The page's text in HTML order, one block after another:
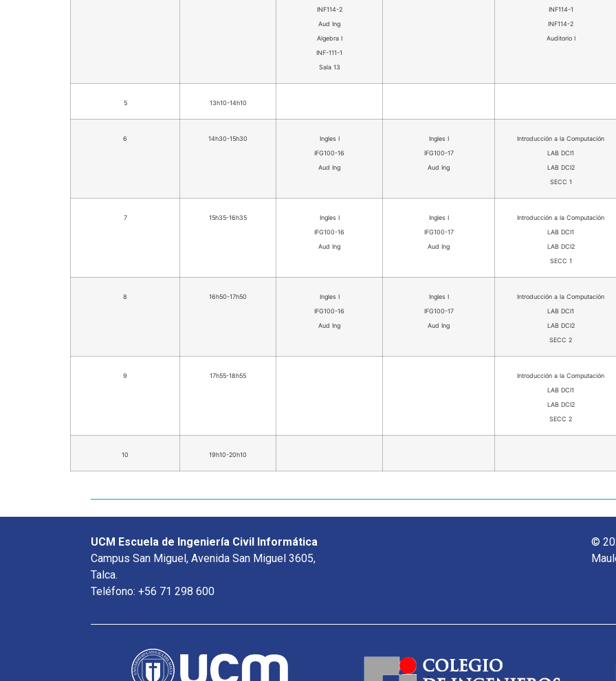
INF114-2
Aud Ing
Algebra I
INF-111-1
Sala 13
INF114-1
INF114-2
Auditorio I
5 13h10-14h10
6 14h30-15h30
Ingles I
IFG100-16
Aud Ing
Ingles I
IFG100-17
Aud Ing
Introducción a la Computación
LAB DCI1
LAB DCI2
SECC 1
7 15h35-16h35
Ingles I
IFG100-16
Aud Ing
Ingles I
IFG100-17
Aud Ing
Introducción a la Computación
LAB DCI1
LAB DCI2
SECC 1
8 16h50-17h50
Ingles I
IFG100-16
Aud Ing
Ingles I
IFG100-17
Aud Ing
Introducción a la Computación
LAB DCI1
LAB DCI2
SECC 2
9 17h55-18h55
Introducción a la Computación
LAB DCI1
LAB DCI2
SECC 2
10 19h10-20h10
UCM Escuela de Ingeniería Civil Informática
Campus San Miguel, Avenida San Miguel 3605,
Talca.
Teléfono: +56 71 298 600
©